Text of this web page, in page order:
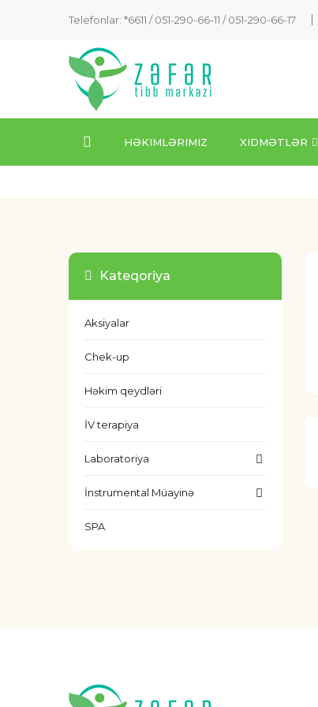
Telefonlar: *6611 /051-290-66-11 /051-290-66-17
HƏKIMLƏRIMIZ XIDMƏTLƏR
Kateqoriya
Aksiyalar
Chek-up
Həkim qeydləri
İV terapiya
Laboratoriya
İnstrumental Müayinə
SPA